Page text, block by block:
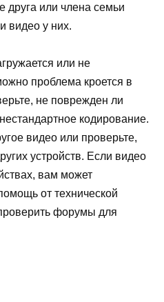
друга или члена семьи
видео у них.
или не
проблема кроется в
не поврежден ли
кодирование.
видео или проверьте,
устройств. Если видео
вам может
от технической
форумы для